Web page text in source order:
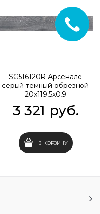
SG516120R Арсенале
серый тёмный обрезной
20x119,5x0,9
3 321 руб.
В КОРЗИНУ